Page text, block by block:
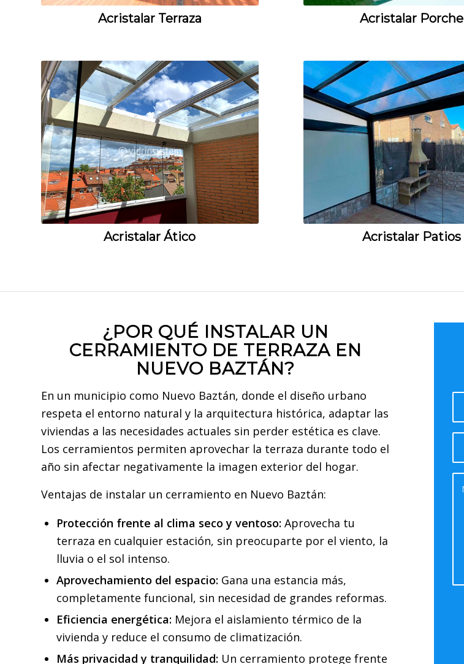
Acristalar Terraza Acristalar Porche
Acristalar Ático Acristalar Patios
¿POR QUÉ INSTALAR UN
CERRAMIENTO DE TERRAZA EN
NUEVO BAZTÁN?
En un municipio como Nuevo Baztán, donde el diseño urbano
respeta el entorno natural y la arquitectura histórica, adaptar las
viviendas a las necesidades actuales sin perder estética es clave.
Los cerramientos permiten aprovechar la terraza durante todo el
año sin afectar negativamente la imagen exterior del hogar.
Ventajas de instalar un cerramiento en Nuevo Baztán:
Protección frente al clima seco y ventoso: Aprovecha tu
terraza en cualquier estación, sin preocuparte por el viento, la
lluvia o el sol intenso.
Aprovechamiento del espacio: Gana una estancia más,
completamente funcional, sin necesidad de grandes reformas.
Eficiencia energética: Mejora el aislamiento térmico de la
vivienda y reduce el consumo de climatización.
Más privacidad y tranquilidad: Un cerramiento protege frente